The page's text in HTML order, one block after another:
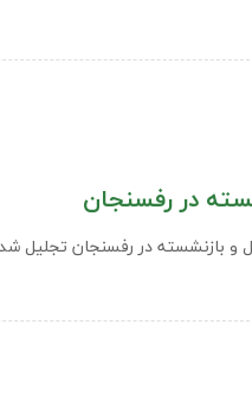
در رفسنجان
و بازنشسته در رفسنجان تجلیل